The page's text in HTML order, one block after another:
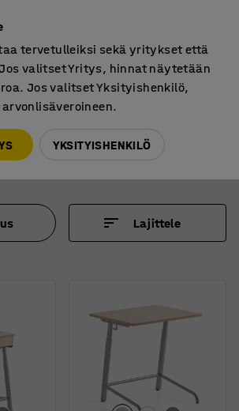
Lajittele
tervetulleiksi sekä yritykset että
valitset Yritys, hinnat näytetään
Jos valitset Yksityishenkilö,
YKSITYISHENKILÖ